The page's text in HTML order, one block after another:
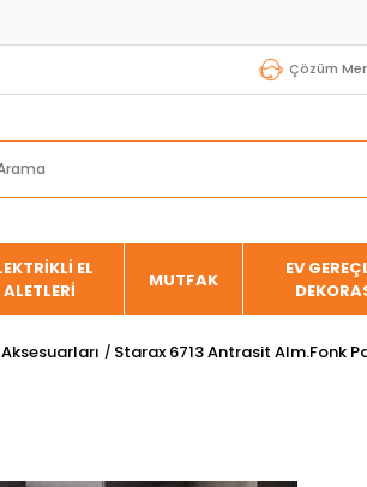
Çözüm
EL
ALETLERİ
MUTFAK
EV
Starax 6713 Antrasit Alm.Fonk